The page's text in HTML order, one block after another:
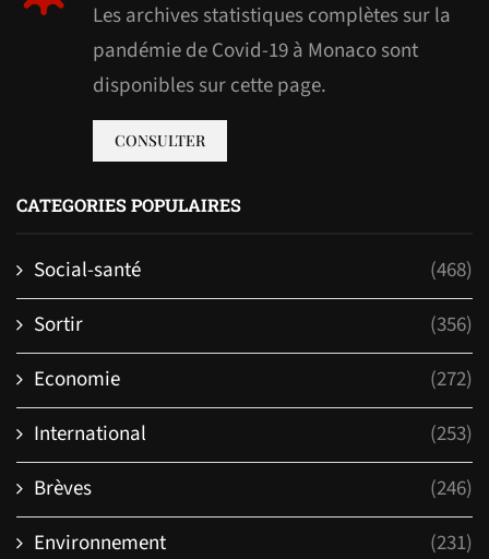
Les archives statistiques complètes sur la
pandémie de Covid-19 à Monaco sont
disponibles sur cette page.
CONSULTER
CATEGORIES POPULAIRES
Social-santé
(468)
Sortir
(356)
Economie
(272)
International
(253)
Brèves
(246)
Environnement
(231)